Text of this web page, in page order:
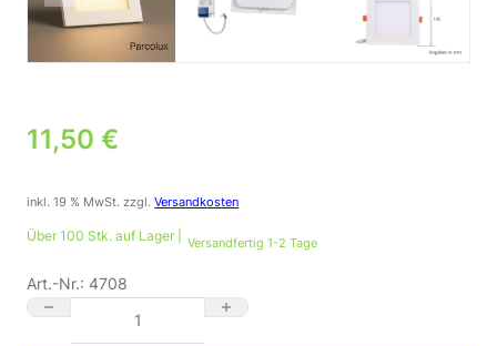
11,50 €
inkl. 19 % MwSt. zzgl.Versandkosten
Über 100 Stk. auf Lager | Versandfertig 1-2 Tage
Art.-Nr.: 4708
🌟 LED Einbau Panel eckig flach weiß – 9 W, 3000 K, 145x145